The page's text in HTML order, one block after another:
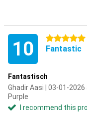
10 5 stars
Fantastic
Fantastisch
Ghadir Aasi | 03-01-
Purple
I recommend this